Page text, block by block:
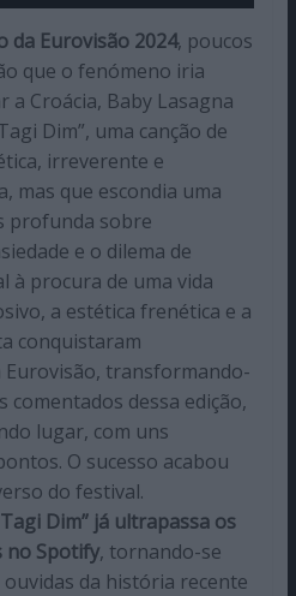
da Eurovisão 2024, poucos
que o fenómeno iria
a Croácia, Baby Lasagna
Dim”, uma canção de
irreverente e
mas que escondia uma
profunda sobre
e o dilema de
à procura de uma vida
a estética frenética e a
conquistaram
Eurovisão, transformando-
comentados dessa edição,
lugar, com uns
O sucesso acabou
do festival.
Dim” já ultrapassa os
no Spotify, tornando-se
ouvidas da história recente